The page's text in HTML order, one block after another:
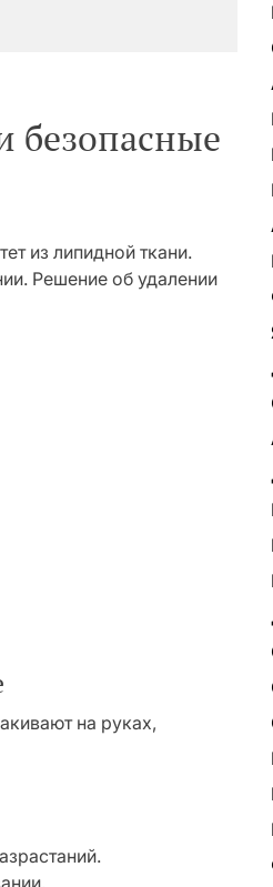
безопасные
из липидной ткани.
Решение об удалении
на руках,